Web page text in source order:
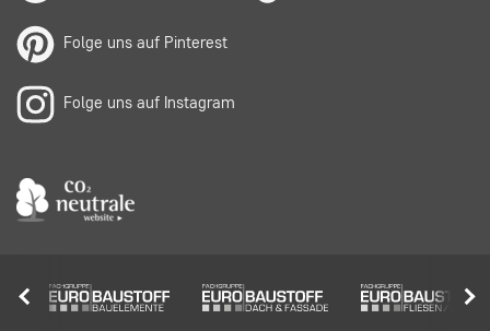
Folge uns auf Pinterest
Folge uns auf Instagram